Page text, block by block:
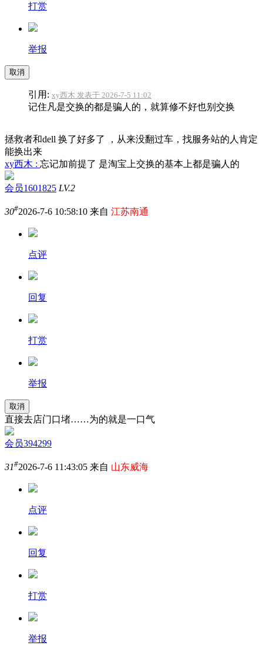
打赏
举报
取消
引用: xy西木 发表于 2026-7-5 11:02
记住凡是交换的都是骗人的，就算修不好也别交换
拯救者和dell 换了好多了 ，从来没翻过车，找服务站的人肯定
能换出来
xy西木 : 忘记加前提了 是淘宝上交换的基本上都是骗人的
会员1601825 LV.2
30#2026-7-6 10:58:10 来自 江苏南通
点评
回复
打赏
举报
取消
直接去店门口堵……为的就是一口气
会员394299
31#2026-7-6 11:43:05 来自 山东威海
点评
回复
打赏
举报